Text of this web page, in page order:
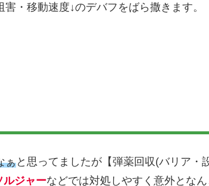
・移動速度↓のデバフをばら撒きます。
ぁと思ってましたが【弾薬回収(バリア・
ルジャーなどでは対処しやすく意外とな